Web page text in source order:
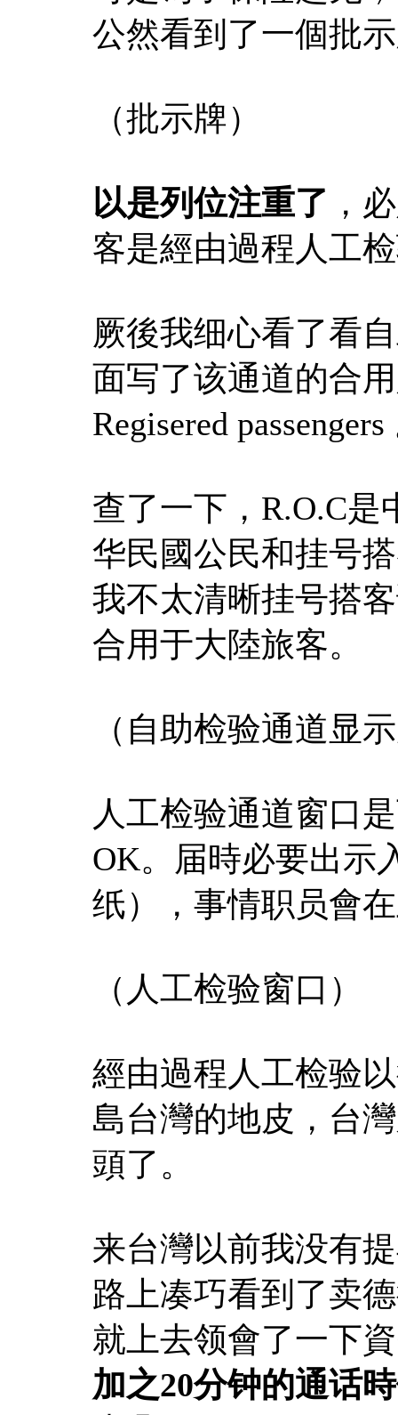
公然看到了一個批
（批示牌）
以是列位注重了 ，
客是經由過程人工
厥後我细心看了看
面写了该通道的合
Regisered passengers
查了一下，R.O.C
华民國公民和挂号
我不太清晰挂号搭
合用于大陸旅客。
（自助检验通道显
人工检验通道窗口
OK。届時必要出示
纸），事情职员會
（人工检验窗口）
經由過程人工检验
島台灣的地皮，台
頭了。
来台灣以前我没有
路上凑巧看到了卖
就上去领會了一下
加之20分钟的通话